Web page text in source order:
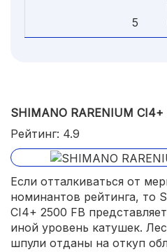
5
SHIMANO RARENIUM CI4+
Рейтинг: 4.9
Если отталкиваться от
номинантов рейтинга, то
CI4+ 2500 FB
иной уровень катушек.
шпули отданы на откуп